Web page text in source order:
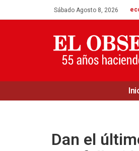
Sábado Agosto 8, 2026
Dan el